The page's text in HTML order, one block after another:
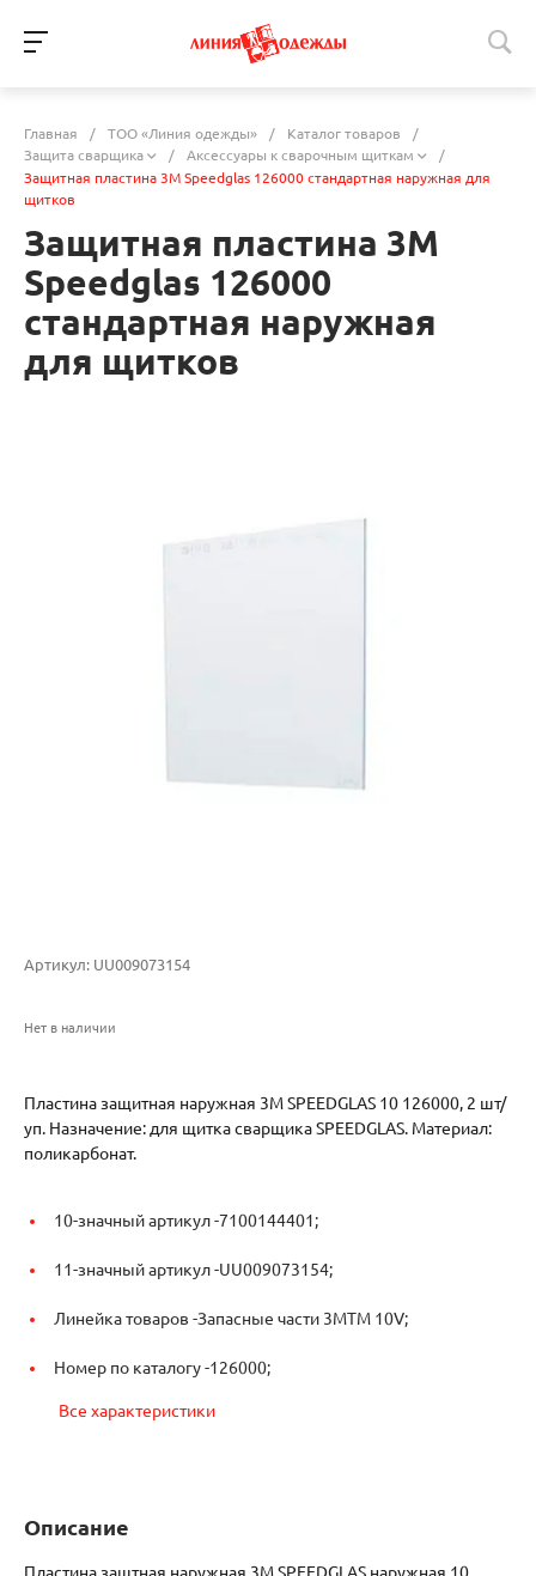
Главная / ТОО «Линия одежды» / Каталог товаров
/
Защита сварщика
/ Аксессуары к сварочным щиткам
/
Защитная пластина 3M Speedglas 126000 стандартная наружная для
щитков
Защитная пластина 3M
Speedglas 126000
стандартная наружная
для щитков
Артикул: UU009073154
Нет в наличии
Пластина защитная наружная 3M SPEEDGLAS 10 126000, 2 шт/
уп. Назначение: для щитка сварщика SPEEDGLAS. Материал:
поликарбонат.
10-значный артикул -7100144401;
11-значный артикул -UU009073154;
Линейка товаров -Запасные части 3МTM 10V;
Номер по каталогу -126000;
Все характеристики
Описание